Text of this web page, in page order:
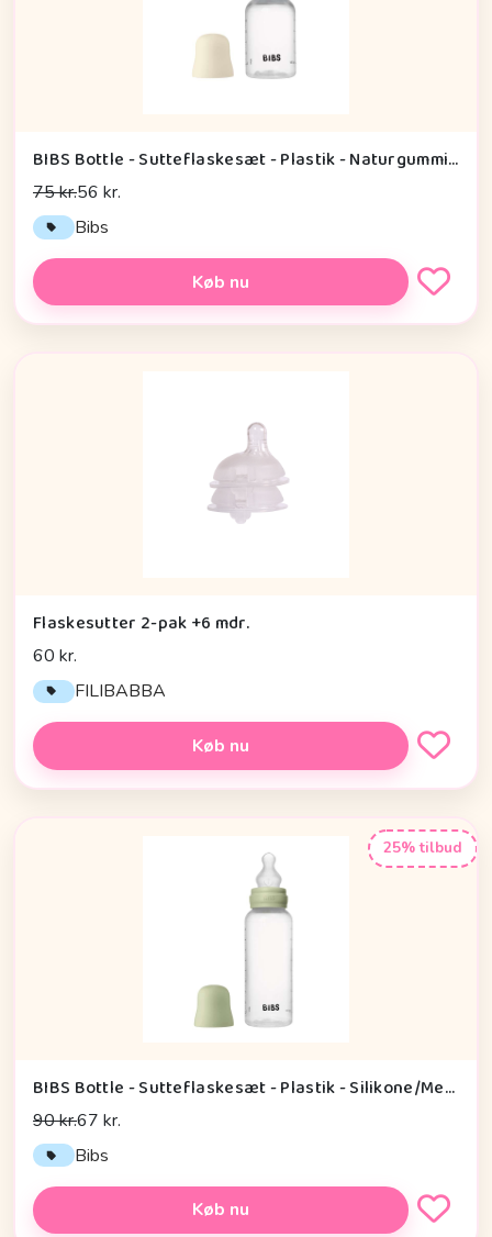
BIBS Bottle - Sutteflaskesæt - Plastik - Naturgummi/Slow Flow/Rund - 150ml - Ivory
75 kr.56 kr.
Bibs
Køb nu
Flaskesutter 2-pak +6 mdr.
60 kr.
FILIBABBA
Køb nu
25% tilbud
BIBS Bottle - Sutteflaskesæt - Plastik - Silikone/Medium Flow/Rund - 270ml - Sage
90 kr.67 kr.
Bibs
Køb nu